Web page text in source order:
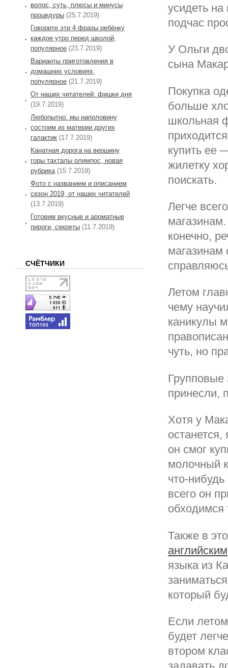
усидеть
подчас
У Ольги
сына
Покупка
больше
школьная
купить ее
жилетку
поискать.
Легче
конечно,
магазинам
Летом
чему
каникулы
чуть, но
Групповые
принесли,
Хотя у
он смог
молочный
что-
всего он
обходимся
Также в
английским
языка из
который
Если
будет
втором
волос, суть, плюсы и минусы
процедуры (25.7.2019)
Говорите эти 4 фразы ребёнку
каждое утро перед школой,
популярное (23.7.2019)
Варианты приготовления в
домашних условиях,
популярное (21.7.2019)
От наших читателей: фишки дня
(19.7.2019)
Любопытно: мы наполовину
состоим из материи других
галактик (17.7.2019)
Канатная дорога на вершину
горы тахталы олимпос, новая
рубрика (15.7.2019)
Фото с названием и описанием
сезон 2019, от наших читателей
(13.7.2019)
Готовим вкусные и ароматные
пироги, секреты (11.7.2019)
СЧЁТЧИКИ